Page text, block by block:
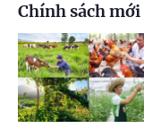
Chính sách